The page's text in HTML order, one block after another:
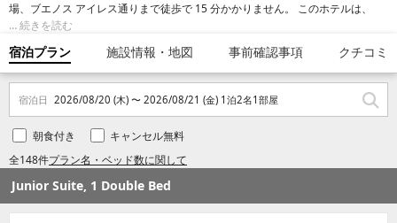
場、ブエノス アイレス通りまで徒歩で 15 分かかりません。 このホテルは、ヴ
ィットリオ エマヌエーレ 2 世のガッレリアまで 2.5 km、ドゥオーモ広場まで
2.7 km の場所にあります。
続きを読む
宿泊プラン 施設情報・地図 事前確認事項 クチコミ
宿泊日 2026/08/20 (木) 〜 2026/08/21 (金) 1泊2名1部屋
全148件プラン名・ベッド数に関して
朝食付き キャンセル無料
Junior Suite, 1 Double Bed